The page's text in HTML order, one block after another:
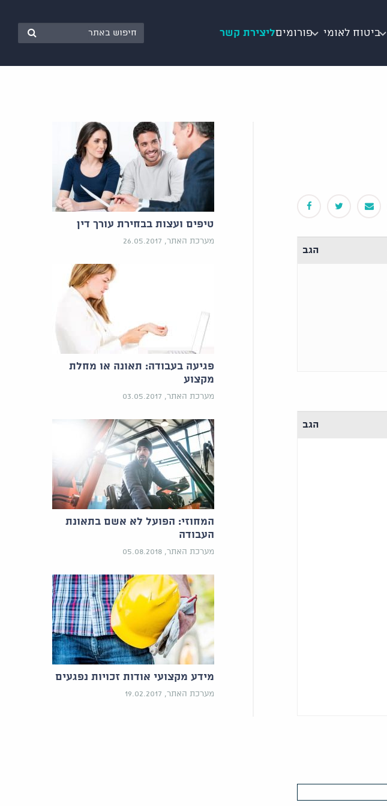
ביטוח לאומי פורומיםליצירת קשר
הגב
הגב
טיפים ועצות בבחירת עורך דין
מערכת האתר, 26.05.2017
פגיעה בעבודה: תאונה או מחלת
מקצוע
מערכת האתר, 03.05.2017
המחוזי: הפועל לא אשם בתאונת
העבודה
מערכת האתר, 05.08.2018
מידע מקצועי אודות זכויות נפגעים
מערכת האתר, 19.02.2017